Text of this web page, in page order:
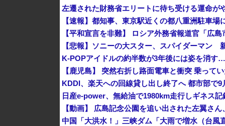
K-POPアイドルの約半数が3年後には姿を消す
KDDI、楽天への回線貸し出し終了へ 都市部で9
【動画】 広島記念公園を追い出された左翼さ